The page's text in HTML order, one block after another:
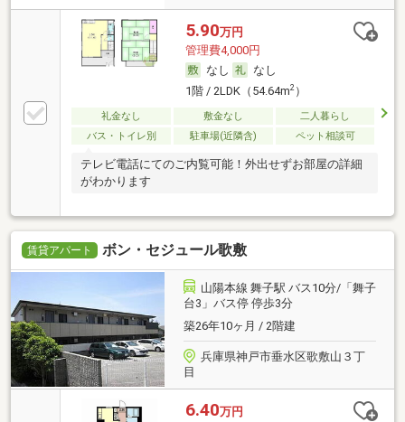
5.90万円
管理費4,000円
なし
なし
1階 / 2LDK（54.64m2）
礼金なし 敷金なし
二人暮らし
バス・トイレ別
駐車場(近隣含) ペット相談可
テレビ電話にてのご内覧可能！外出せずお部屋の詳細
がわかります
賃貸アパート ボン・セジュール歌敷
山陽本線 舞子駅 バス10分/「舞子
台3」バス停 停歩3分
築26年10ヶ月 / 2階建
兵庫県神戸市垂水区歌敷山３丁
目
6.40万円